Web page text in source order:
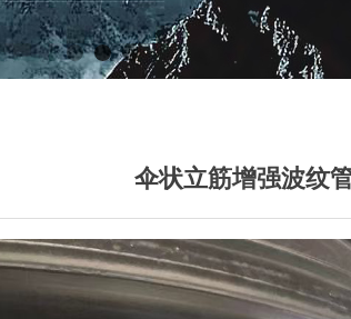
伞状立筋增强波纹